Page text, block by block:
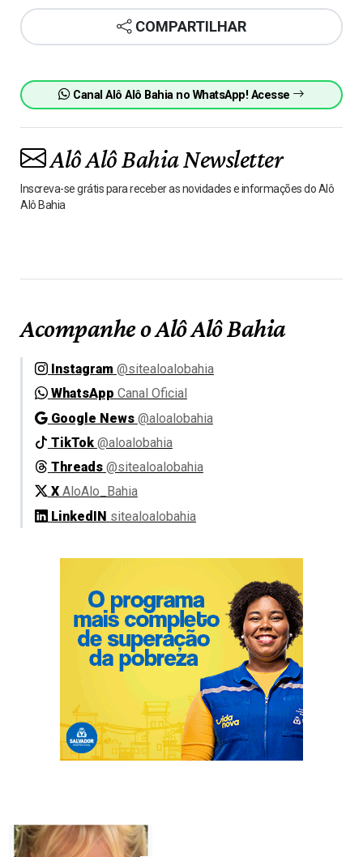
COMPARTILHAR
Canal Alô Alô Bahia no WhatsApp! Acesse
Alô Alô Bahia Newsletter
Inscreva-se grátis para receber as novidades e informações do Alô
Alô Bahia
Acompanhe o Alô Alô Bahia
Instagram @sitealoalobahia
WhatsApp Canal Oficial
Google News @aloalobahia
TikTok @aloalobahia
Threads @sitealoalobahia
X AloAlo_Bahia
LinkedIN sitealoalobahia